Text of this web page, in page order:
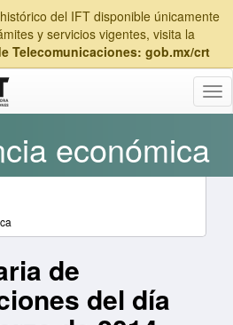
del IFT disponible únicamente
y servicios vigentes, visita la
Telecomunicaciones: gob.mx/crt
económica
de
del día